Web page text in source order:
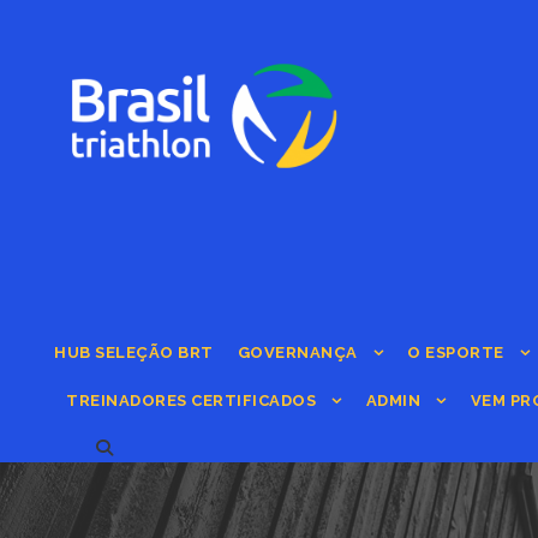
HUB SELEÇÃO BRT GOVERNANÇA O ESPORTE
TREINADORES CERTIFICADOS ADMIN VEM